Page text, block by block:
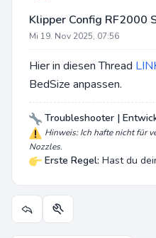
Klipper Config RF2000
Mi 19. Nov 2025, 07:56
Hier in diesen Thread
BedSize anpassen.
Troubleshooter |
Hinweis: Ich hafte nicht für
Nozzles.
Erste Regel: Hast du
Themen-Optionen